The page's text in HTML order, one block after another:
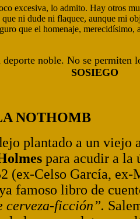
excesiva, lo admito. Hay otros
ni dude ni flaquee, aunque mi
que el homenaje,
noble. No se permiten
SOSIEGO
NOTHOMB
plantado a un viejo
para acudir a la
(ex-Celso García,
famoso libro de
cerveza-ficción”.